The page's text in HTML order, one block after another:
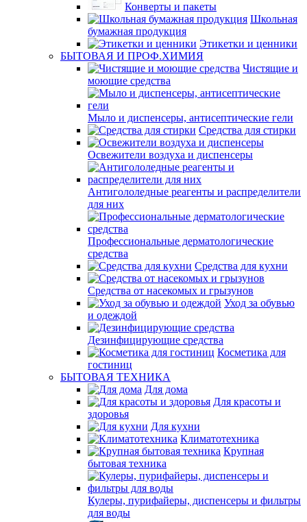
Конверты и пакеты
Школьная
бумажная продукция
Этикетки и ценники
БЫТОВАЯ И ПРОФ.ХИМИЯ
Чистящие и
моющие средства
Мыло и диспенсеры, антисептические гели
Средства для стирки
Освежители воздуха и диспенсеры
Антигололедные реагенты и распределители
для них
Профессиональные дерматологические
средства
Средства для кухни
Средства от насекомых и грызунов
Уход за обувью
и одеждой
Дезинфицирующие средства
Косметика для
гостиниц
БЫТОВАЯ ТЕХНИКА
Для дома
Для красоты и
здоровья
Для кухни
Климатотехника
Крупная
бытовая техника
Кулеры, пурифайеры, диспенсеры и фильтры
для воды